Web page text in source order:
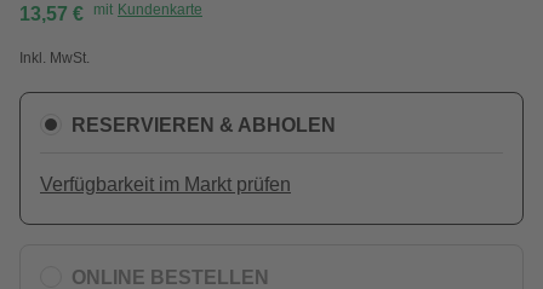
13,57 € mit Kundenkarte
Inkl. MwSt.
RESERVIEREN & ABHOLEN
Verfügbarkeit im Markt prüfen
ONLINE BESTELLEN